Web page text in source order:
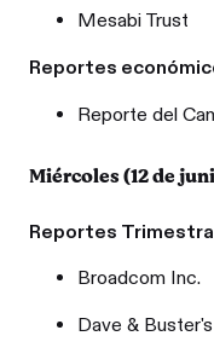
Mesabi Trust
Reportes
Reporte del
Miércoles (12 de
Reportes
Broadcom Inc.
Dave &